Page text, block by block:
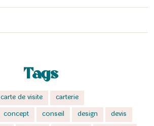
Tags
carte de visite carterie
concept conseil design devis